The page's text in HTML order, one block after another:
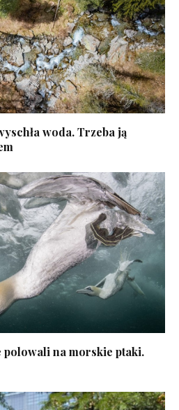
woda. Trzeba ją
polowali na morskie ptaki.